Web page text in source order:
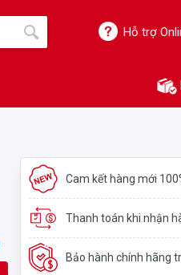
Hỗ trợ
Cam kết hàng mới
Thanh toán khi nhận
Bảo hành chính hãng